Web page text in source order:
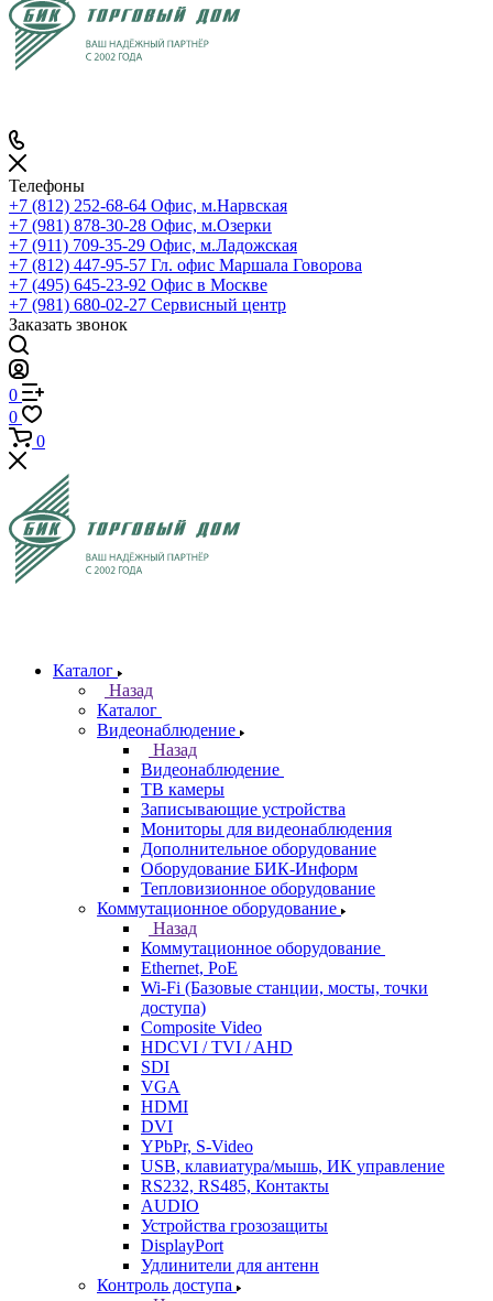
Телефоны
+7 (812) 252-68-64 Офис, м.Нарвская
+7 (981) 878-30-28 Офис, м.Озерки
+7 (911) 709-35-29 Офис, м.Ладожская
+7 (812) 447-95-57 Гл. офис Маршала Говорова
+7 (495) 645-23-92 Офис в Москве
+7 (981) 680-02-27 Сервисный центр
Заказать звонок
0
0
0
Каталог
Назад
Каталог
Видеонаблюдение
Назад
Видеонаблюдение
ТВ камеры
Записывающие устройства
Мониторы для видеонаблюдения
Дополнительное оборудование
Оборудование БИК-Информ
Тепловизионное оборудование
Коммутационное оборудование
Назад
Коммутационное оборудование
Ethernet, PoE
Wi-Fi (Базовые станции, мосты, точки
доступа)
Composite Video
HDCVI / TVI / AHD
SDI
VGA
HDMI
DVI
YPbPr, S-Video
USB, клавиатура/мышь, ИК управление
RS232, RS485, Контакты
AUDIO
Устройства грозозащиты
DisplayPort
Удлинители для антенн
Контроль доступа